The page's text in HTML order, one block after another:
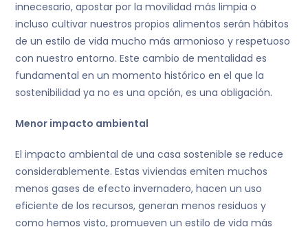
innecesario, apostar por la movilidad más limpia o
incluso cultivar nuestros propios alimentos serán hábitos
de un estilo de vida mucho más armonioso y respetuoso
con nuestro entorno. Este cambio de mentalidad es
fundamental en un momento histórico en el que la
sostenibilidad ya no es una opción, es una obligación.
Menor impacto ambiental
El impacto ambiental de una casa sostenible se reduce
considerablemente. Estas viviendas emiten muchos
menos gases de efecto invernadero, hacen un uso
eficiente de los recursos, generan menos residuos y
como hemos visto, promueven un estilo de vida más